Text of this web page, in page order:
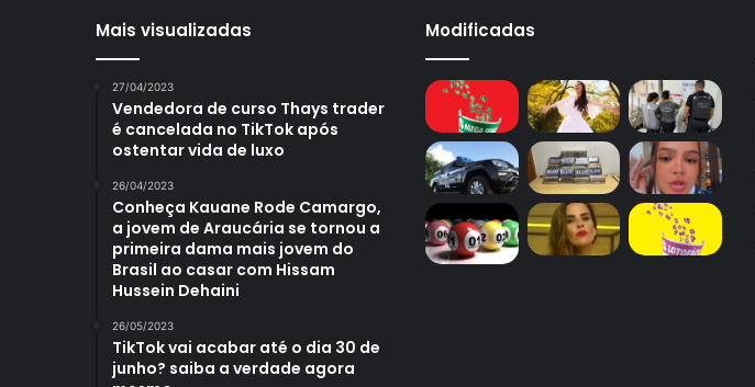
Mais visualizadas
27/04/2023
Vendedora de curso Thays trader
é cancelada no TikTok após
ostentar vida de luxo
26/04/2023
Conheça Kauane Rode Camargo,
a jovem de Araucária se tornou a
primeira dama mais jovem do
Brasil ao casar com Hissam
Hussein Dehaini
26/05/2023
TikTok vai acabar até o dia 30 de
junho? saiba a verdade agora
Modificadas